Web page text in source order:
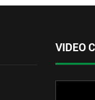
VIDEO